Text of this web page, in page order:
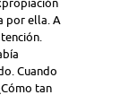
por ella. A
Cuando
tan